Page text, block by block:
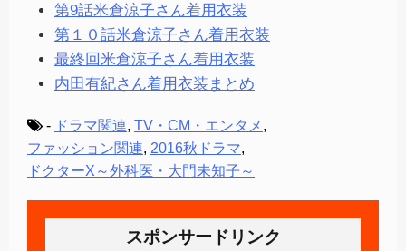
第9話米倉涼子さん着用衣装
第１０話米倉涼子さん着用衣装
最終回米倉涼子さん着用衣装
内田有紀さん着用衣装まとめ
- ドラマ関連, TV・CM・エンタメ ,
ファッション関連, 2016秋ドラマ,
ドクターX～外科医・大門未知子～
スポンサードリンク